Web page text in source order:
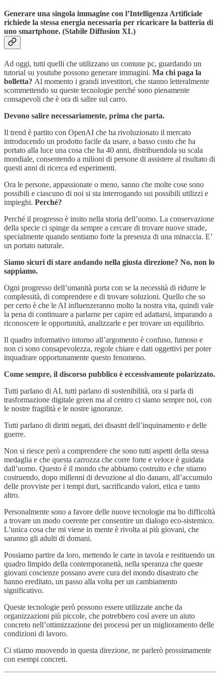
Generare una singola immagine con l’Intelligenza Artificiale
richiede la stessa energia necessaria per ricaricare la batteria di
uno smartphone. (Stabile Diffusion XL)
Ad oggi, tutti quelli che utilizzano un comune pc, guardando un
tutorial su youtube possono generare immagini. Ma chi paga la
bolletta? Al momento i grandi investitori, che stanno letteralmente
scommettendo su queste tecnologie perché sono pienamente
consapevoli che è ora di salire sul carro.
Devono salire necessariamente, prima che parta.
Il trend è partito con OpenAI che ha rivoluzionato il mercato
introducendo un prodotto facile da usare, a basso costo che ha
portato alla luce una cosa che ha 40 anni, distribuendola su scala
mondiale, consentendo a milioni di persone di assistere al risultato di
questi anni di ricerca ed esperimenti.
Ora le persone, appassionate o meno, sanno che molte cose sono
possibili e ciascuno di noi si sta interrogando sui possibili utilizzi e
impieghi. Perché?
Perché il progresso è insito nella storia dell’uomo. La conservazione
della specie ci spinge da sempre a cercare di trovare nuove strade,
specialmente quando sentiamo forte la presenza di una minaccia. E’
un portato naturale.
Siamo sicuri di stare andando nella giusta direzione? No, non lo
sappiamo.
Ogni progresso dell’umanità porta con se la necessità di ridurre le
complessità, di comprendere e di trovare soluzioni. Quello che so
per certo è che le AI influenzeranno molto la nostra vita, quindi vale
la pena di continuare a parlarne per capire ed adattarsi, imparando a
riconoscere le opportunità, analizzarle e per trovare un equilibrio.
Il quadro informativo intorno all’argomento è confuso, fumoso e
non ci sono consapevolezza, regole chiare e dati oggettivi per poter
inquadrare opportunamente questo fenomeno.
Come sempre, il discorso pubblico è eccessivamente polarizzato.
Tutti parlano di AI, tutti parlano di sostenibilità, ora si parla di
trasformazione digitale green ma al centro ci siamo sempre noi, con
le nostre fragilità e le nostre ignoranze.
Tutti parlano di diritti negati, dei disastri dell’inquinamento e delle
guerre.
Non si riesce però a comprendere che sono tutti aspetti della stessa
medaglia e che questa carrozza che corre forte e veloce è guidata
dall’uomo. Questo è il mondo che abbiamo costruito e che stiamo
costruendo, dopo millenni di devozione al dio danaro, all’accumulo
delle provviste per i tempi duri, sacrificando valori, etica e tanto
altro.
Personalmente sono a favore delle nuove tecnologie ma ho difficoltà
a trovare un modo coerente per consentire un dialogo eco-sistemico.
L’unica cosa che mi viene in mente è rivolta ai più giovani, che
saranno gli adulti di domani.
Possiamo partire da loro, mettendo le carte in tavola e restituendo un
quadro limpido della contemporaneità, nella speranza che queste
giovani coscienze possano avere cura del mondo disastrato che
hanno ereditato, un passo alla volta per un cambiamento
significativo.
Queste tecnologie però possono essere utilizzate anche da
organizzazioni più piccole, che potrebbero così avere un aiuto
concreto nell’ottimizzazione dei processi per un miglioramento delle
condizioni di lavoro.
Ci stiamo muovendo in questa direzione, ne parlerò prossimamente
con esempi concreti.